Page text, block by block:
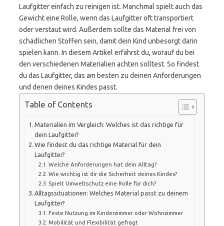
Laufgitter einfach zu reinigen ist. Manchmal spielt auch das
Gewicht eine Rolle, wenn das Laufgitter oft transportiert
oder verstaut wird. Außerdem sollte das Material frei von
schädlichen Stoffen sein, damit dein Kind unbesorgt darin
spielen kann. In diesem Artikel erfährst du, worauf du bei
den verschiedenen Materialien achten solltest. So findest
du das Laufgitter, das am besten zu deinen Anforderungen
und denen deines Kindes passt.
Table of Contents
Materialien im Vergleich: Welches ist das richtige für
dein Laufgitter?
Wie findest du das richtige Material für dein
Laufgitter?
Welche Anforderungen hat dein Alltag?
Wie wichtig ist dir die Sicherheit deines Kindes?
Spielt Umweltschutz eine Rolle für dich?
Alltagssituationen: Welches Material passt zu deinem
Laufgitter?
Feste Nutzung im Kinderzimmer oder Wohnzimmer
Mobilität und Flexibilität gefragt